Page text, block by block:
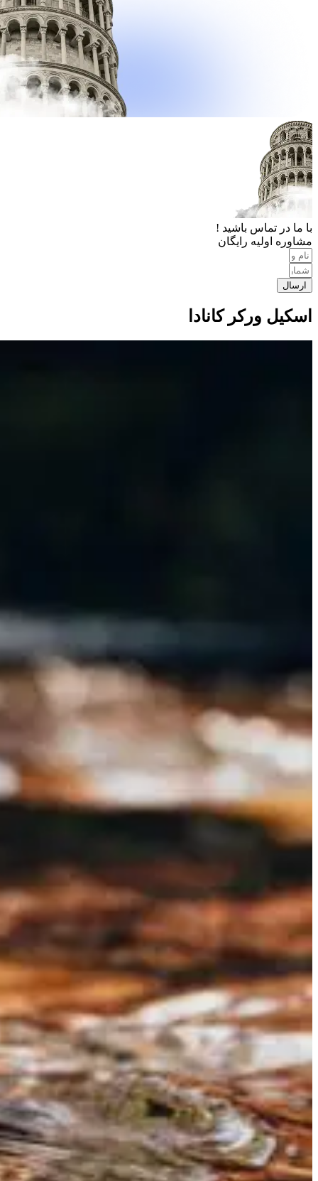
با ما در تماس باشید !
مشاوره اولیه رایگان
ارسال
اسکیل ورکر کانادا